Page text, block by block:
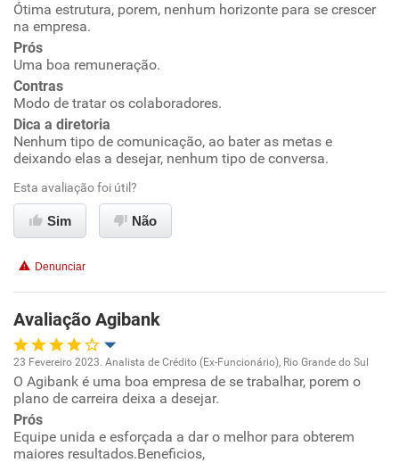
Oportunidade de promoção
Ambiente de trabalho
Conciliação com a vida familiar
Benefícios
Não recomenda esta empresa
Não recomenda a diretoria
Ótima estrutura, porem, nenhum horizonte para se crescer
na empresa.
Prós
Uma boa remuneração.
Contras
Modo de tratar os colaboradores.
Dica a diretoria
Nenhum tipo de comunicação, ao bater as metas e
deixando elas a desejar, nenhum tipo de conversa.
Esta avaliação foi útil?
Sim Não
Denunciar
Avaliação Agibank
Oportunidade de promoção
Ambiente de trabalho
23 Fevereiro 2023. Analista de Crédito (Ex-Funcionário), Rio Grande do Sul
O Agibank é uma boa empresa de se trabalhar, porem o
plano de carreira deixa a desejar.
Prós
Equipe unida e esforçada a dar o melhor para obterem
maiores resultados.Beneficios,